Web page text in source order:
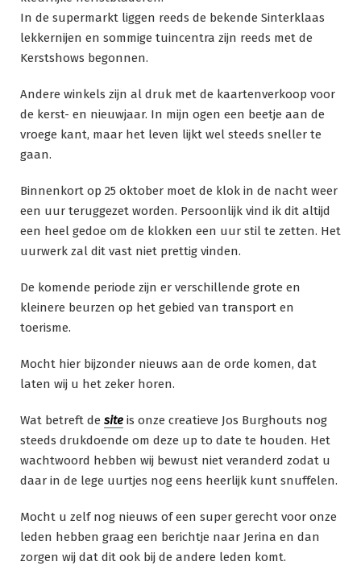
In de supermarkt liggen reeds de bekende Sinterklaas
lekkernijen en sommige tuincentra zijn reeds met de
Kerstshows begonnen.
Andere winkels zijn al druk met de kaartenverkoop voor
de kerst- en nieuwjaar. In mijn ogen een beetje aan de
vroege kant, maar het leven lijkt wel steeds sneller te
gaan.
Binnenkort op 25 oktober moet de klok in de nacht weer
een uur teruggezet worden. Persoonlijk vind ik dit altijd
een heel gedoe om de klokken een uur stil te zetten. Het
uurwerk zal dit vast niet prettig vinden.
De komende periode zijn er verschillende grote en
kleinere beurzen op het gebied van transport en
toerisme.
Mocht hier bijzonder nieuws aan de orde komen, dat
laten wij u het zeker horen.
Wat betreft de site is onze creatieve Jos Burghouts nog
steeds drukdoende om deze up to date te houden. Het
wachtwoord hebben wij bewust niet veranderd zodat u
daar in de lege uurtjes nog eens heerlijk kunt snuffelen.
Mocht u zelf nog nieuws of een super gerecht voor onze
leden hebben graag een berichtje naar Jerina en dan
zorgen wij dat dit ook bij de andere leden komt.